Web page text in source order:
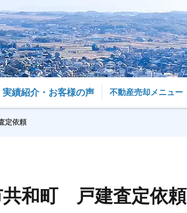
実績紹介・お客様の声 不動産売却メニュー
定依頼
共和町 戸建査定依頼